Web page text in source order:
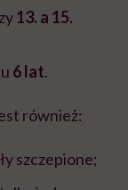
13. a 15.
6 lat.
również:
szczepione;